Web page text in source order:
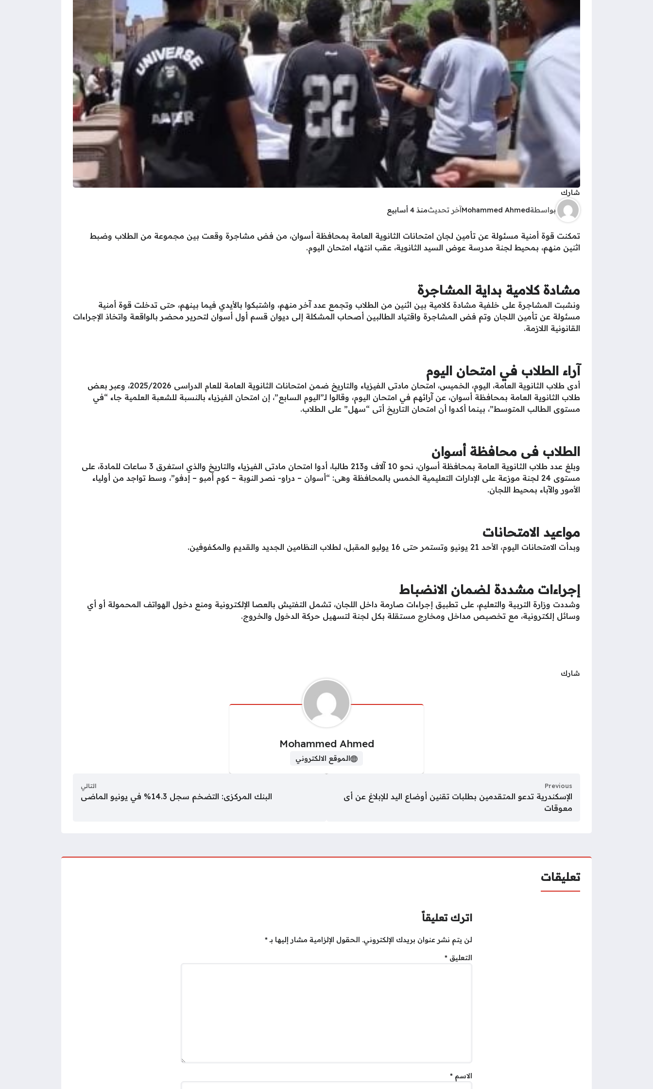
شارك
بواسطةMohammed Ahmedآخر تحديثمنذ 4 أسابيع
تمكنت قوة أمنية مسئولة عن تأمين لجان امتحانات الثانوية العامة بمحافظة أسوان، من فض مشاجرة وقعت بين مجموعة من الطلاب وضبط
اثنين منهم، بمحيط لجنة مدرسة عوض السيد الثانوية، عقب انتهاء امتحان اليوم.
مشادة كلامية بداية المشاجرة
ونشبت المشاجرة على خلفية مشادة كلامية بين اثنين من الطلاب وتجمع عدد آخر منهم، واشتبكوا بالأيدي فيما بينهم، حتى تدخلت قوة أمنية
مسئولة عن تأمين اللجان وتم فض المشاجرة واقتياد الطالبين أصحاب المشكلة إلى ديوان قسم أول أسوان لتحرير محضر بالواقعة واتخاذ الإجراءات
القانونية اللازمة.
آراء الطلاب في امتحان اليوم
أدى طلاب الثانوية العامة، اليوم، الخميس، امتحان مادتى الفيزياء والتاريخ ضمن امتحانات الثانوية العامة للعام الدراسى 2025/2026، وعبر بعض
طلاب الثانوية العامة بمحافظة أسوان، عن آرائهم في امتحان اليوم، وقالوا لـ”اليوم السابع”، إن امتحان الفيزياء بالنسبة للشعبة العلمية جاء “في
مستوى الطالب المتوسط”، بينما أكدوا أن امتحان التاريخ أتى “سهل” على الطلاب.
الطلاب فى محافظة أسوان
وبلغ عدد طلاب الثانوية العامة بمحافظة أسوان، نحو 10 آلاف و213 طالبا، أدوا امتحان مادتى الفيزياء والتاريخ والذي استغرق 3 ساعات للمادة، على
مستوى 24 لجنة موزعة على الإدارات التعليمية الخمس بالمحافظة وهى: “أسوان – دراو- نصر النوبة – كوم أمبو – إدفو”، وسط تواجد من أولياء
الأمور والآباء بمحيط اللجان.
مواعيد الامتحانات
وبدأت الامتحانات اليوم، الأحد 21 يونيو وتستمر حتى 16 يوليو المقبل، لطلاب النظامين الجديد والقديم والمكفوفين.
إجراءات مشددة لضمان الانضباط
وشددت وزارة التربية والتعليم، على تطبيق إجراءات صارمة داخل اللجان، تشمل التفتيش بالعصا الإلكترونية ومنع دخول الهواتف المحمولة أو أي
وسائل إلكترونية، مع تخصيص مداخل ومخارج مستقلة بكل لجنة لتسهيل حركة الدخول والخروج.
شارك
Mohammed Ahmed
الموقع الالكتروني
Previous
الإسكندرية تدعو المتقدمين بطلبات تقنين أوضاع اليد للإبلاغ عن أى
معوقات
التالي
البنك المركزى: التضخم سجل 14.3% في يونيو الماضى
تعليقات
اترك تعليقاً
لن يتم نشر عنوان بريدك الإلكتروني. الحقول الإلزامية مشار إليها بـ*
التعليق *
الاسم *